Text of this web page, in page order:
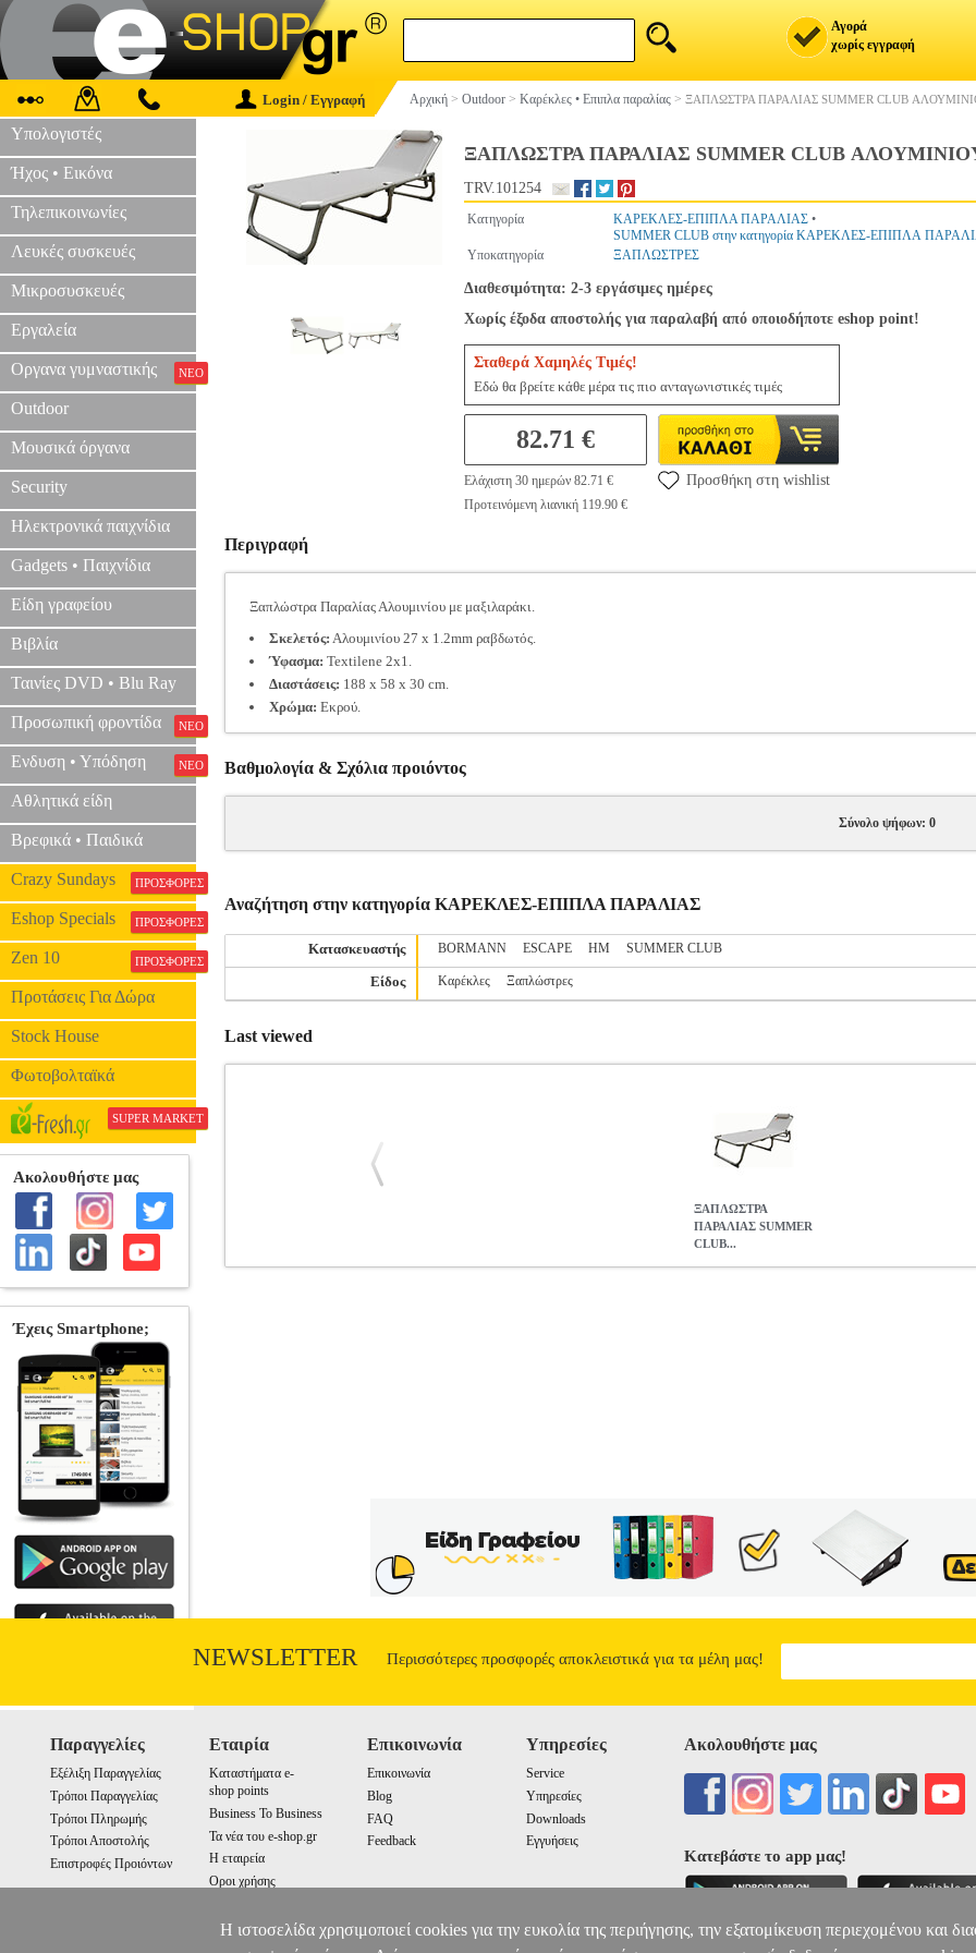
Αγορά
χωρίς εγγραφή
Login / Εγγραφή Αρχική > Outdoor > Καρέκλες • Επιπλα παραλίας > ΞΑΠΛΩΣΤΡΑ ΠΑΡΑΛΙΑΣ SUMMER CLUB
Υπολογιστές
Ήχος • Εικόνα
Τηλεπικοινωνίες
Λευκές συσκευές
Μικροσυσκευές
Εργαλεία
Οργανα γυμναστικής ΝΕΟ
Outdoor
Μουσικά όργανα
Security
Ηλεκτρονικά παιχνίδια
Gadgets • Παιχνίδια
Είδη γραφείου
Βιβλία
Ταινίες DVD • Blu Ray
Προσωπική φροντίδα ΝΕΟ
Ενδυση • Υπόδηση ΝΕΟ
Αθλητικά είδη
Βρεφικά • Παιδικά
Crazy Sundays ΠΡΟΣΦΟΡΕΣ
Eshop Specials ΠΡΟΣΦΟΡΕΣ
Zen 10 ΠΡΟΣΦΟΡΕΣ
Προτάσεις Για Δώρα
Stock House
Φωτοβολταϊκά
SUPER MARKET
ΞΑΠΛΩΣΤΡΑ ΠΑΡΑΛΙΑΣ SUMMER CLUB
TRV.101254
Κατηγορία ΚΑΡΕΚΛΕΣ-ΕΠΙΠΛΑ ΠΑΡΑΛΙΑΣ •
SUMMER CLUB στην κατηγορία ΚΑΡΕΚΛΕΣ-ΕΠΙΠΛΑ
Υποκατηγορία
ΞΑΠΛΩΣΤΡΕΣ
Διαθεσιμότητα: 2-3 εργάσιμες ημέρες
Χωρίς έξοδα αποστολής για παραλαβή από οποιοδήποτε eshop point!
Σταθερά Χαμηλές Τιμές!
Εδώ θα βρείτε κάθε μέρα τις πιο ανταγωνιστικές τιμές
82.71 €
Ελάχιστη 30 ημερών 82.71 €
Προτεινόμενη λιανική 119.90 €
Προσθήκη στη wishlist
Περιγραφή
Ξαπλώστρα Παραλίας Αλουμινίου με μαξιλαράκι.
Σκελετός: Αλουμινίου 27 x 1.2mm ραβδωτός.
Ύφασμα: Textilene 2x1.
Διαστάσεις: 188 x 58 x 30 cm.
Χρώμα: Εκρού.
Βαθμολογία & Σχόλια προιόντος
Σύνολο ψήφων: 0
Αναζήτηση στην κατηγορία ΚΑΡΕΚΛΕΣ-ΕΠΙΠΛΑ ΠΑΡΑΛΙΑΣ
Κατασκευαστής BORMANN ESCAPE HM SUMMER CLUB
Είδος Καρέκλες Ξαπλώστρες
Last viewed
ΞΑΠΛΩΣΤΡΑ
ΠΑΡΑΛΙΑΣ SUMMER
CLUB...
NEWSLETTER Περισσότερες προσφορές αποκλειστικά για τα μέλη μας!
Παραγγελίες
Εξέλιξη Παραγγελίας
Τρόποι Παραγγελίας
Τρόποι Πληρωμής
Τρόποι Αποστολής
Επιστροφές Προιόντων
Εταιρία
Καταστήματα e-
shop points
Business To Business
Τα νέα του e-shop.gr
Η εταιρεία
Οροι χρήσης
Επικοινωνία
Επικοινωνία
Blog
FAQ
Feedback
Υπηρεσίες
Service
Υπηρεσίες
Downloads
Εγγυήσεις
Ακολουθήστε μας
Κατεβάστε το app μας!
Η ιστοσελίδα χρησιμοποιεί cookies για την ευκολία της περιήγησης, την εξατομίκευση περιεχομένου και